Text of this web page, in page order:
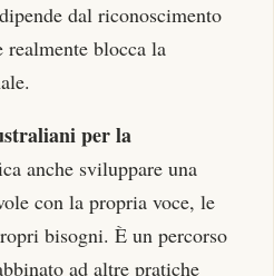
dal riconoscimento
realmente blocca la
per la
anche sviluppare una
con la propria voce, le
bisogni. È un percorso
ad altre pratiche